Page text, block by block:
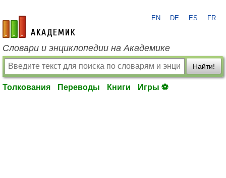
academic.ru
EN DE ES FR
Словари и энциклопедии на Академике
Найти!
Толкования Переводы Книги Игры ⚽